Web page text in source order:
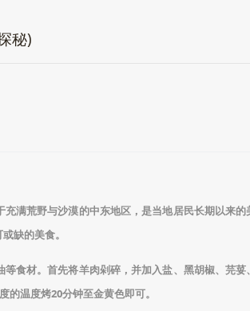
秘)
满荒野与沙漠的中东地区，是当地居民长期以来
缺的美食。
食材。首先将羊肉剁碎，并加入盐、黑胡椒、芫
温度烤20分钟至金黄色即可。